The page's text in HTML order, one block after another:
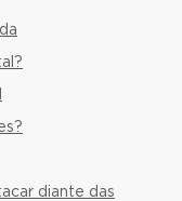
diante das